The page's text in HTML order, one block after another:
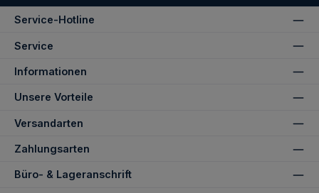
Service-Hotline
Service
Informationen
Unsere Vorteile
Versandarten
Zahlungsarten
Büro- & Lageranschrift